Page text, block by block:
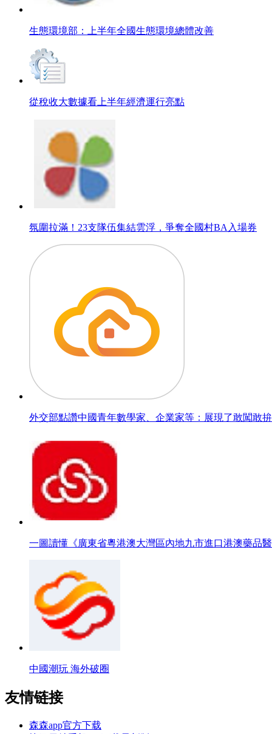
生態環境部：上半年全國生態環境總體改善
從稅收大數據看上半年經濟運行亮點
氛圍拉滿！23支隊伍集結雲浮，爭奪全國村BA入場券
外交部點讚中國青年數學家、企業家等：展現了敢闖敢
一圖讀懂《廣東省粵港澳大灣區內地九市進口港澳藥品醫
中國潮玩 海外破圈
友情链接
森森app官方下载